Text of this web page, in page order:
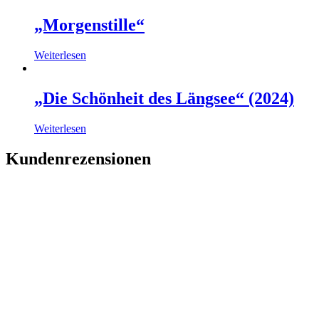
„Morgenstille“
Weiterlesen
„Die Schönheit des Längsee“ (2024)
Weiterlesen
Kundenrezensionen